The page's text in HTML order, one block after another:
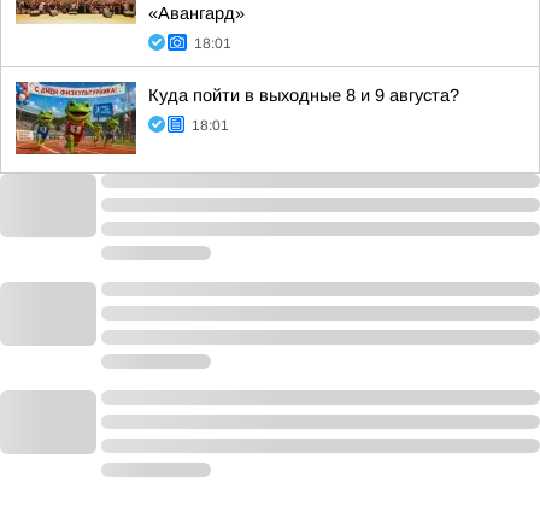
«Авангард»
18:01
Куда пойти в выходные 8 и 9 августа?
18:01